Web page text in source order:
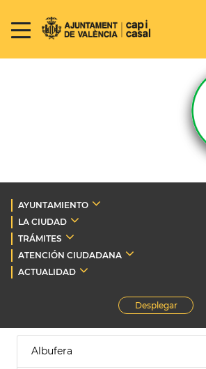
AYUNTAMIENTO
LA CIUDAD
TRÁMITES
ATENCIÓN CIUDADANA
ACTUALIDAD
Desplegar
Albufera